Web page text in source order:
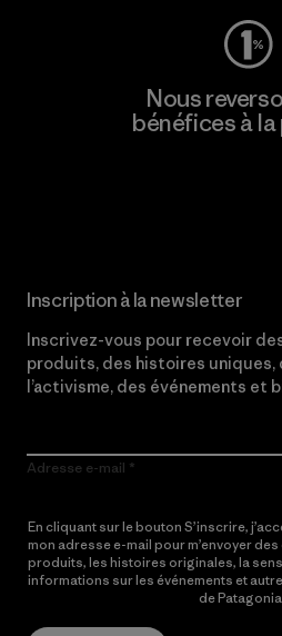
Nous
bénéfices à
Inscription à la newsletter
Inscrivez-vous pour recevoir
produits, des histoires uniques,
l’activisme, des événements et
Adresse e-mail
En cliquant sur le bouton S’inscrire,
mon adresse e-mail pour m’envoyer
produits, les histoires originales, la
informations sur les événements et
de